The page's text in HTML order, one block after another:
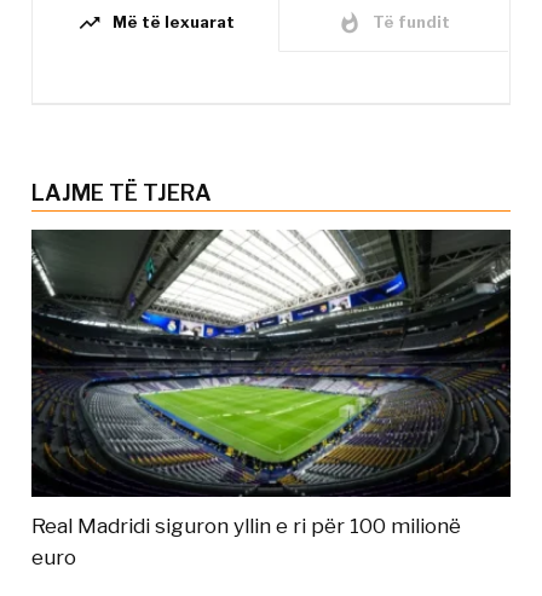
trending_up Më të lexuarat whatshot Të fundit
LAJME TË TJERA
Real Madridi siguron yllin e ri për 100 milionë
euro